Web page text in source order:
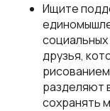
Ищите
социальных
друзья,
разделяют
сохранять